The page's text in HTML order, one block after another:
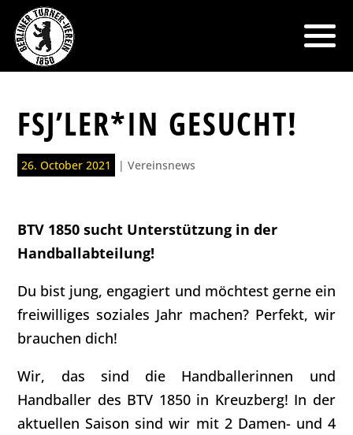
FSJ’LER*IN GESUCHT!
26. October 2021 |Vereinsnews
BTV 1850 sucht Unterstützung in der
Handballabteilung!
Du bist jung, engagiert und möchtest gerne ein
freiwilliges soziales Jahr machen? Perfekt, wir
brauchen dich!
Wir, das sind die Handballerinnen und
Handballer des BTV 1850 in Kreuzberg! In der
aktuellen Saison sind wir mit 2 Damen- und 4